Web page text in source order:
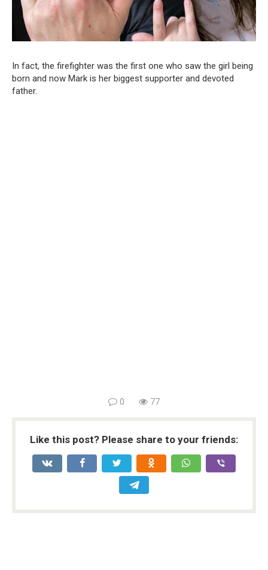
In fact, the firefighter was the first one who saw the girl being
born and now Mark is her biggest supporter and devoted
father.
0 77
Like this post? Please share to your friends: